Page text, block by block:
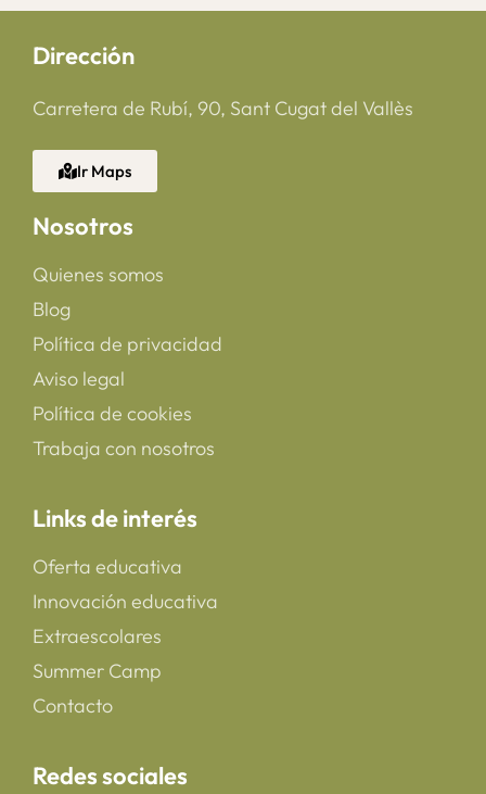
Dirección
Carretera de Rubí, 90, Sant Cugat del Vallès
Ir Maps
Nosotros
Quienes somos
Blog
Política de privacidad
Aviso legal
Política de cookies
Trabaja con nosotros
Links de interés
Oferta educativa
Innovación educativa
Extraescolares
Summer Camp
Contacto
Redes sociales